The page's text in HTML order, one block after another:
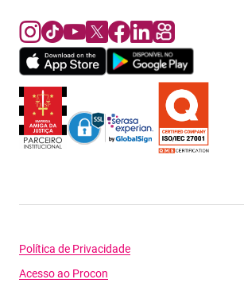
Política de Privacidade
Acesso ao Procon